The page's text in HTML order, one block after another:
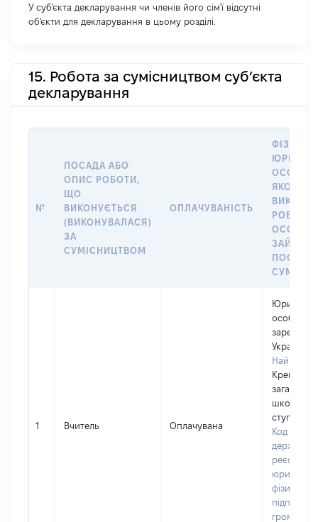
У суб'єкта декларування чи членів його сім'ї відсутні
об'єкти для декларування в цьому розділі.
15. Робота за сумісництвом суб’єкта
декларування
№
ПОСАДА АБО
ОПИС РОБОТИ,
ЩО
ВИКОНУЄТЬСЯ
(ВИКОНУВАЛАСЯ)
ЗА
СУМІСНИЦТВОМ
ОПЛАЧУВАНІСТЬ
ОСОБА,
ЯКОЇ
РОБОТА
ОСОБА
ПОСАДУ
1 Вчитель Оплачувана
Юридична
особа,
Україні
школа І-ІІІ
ступенів
Код в
реєстрі
фізичних